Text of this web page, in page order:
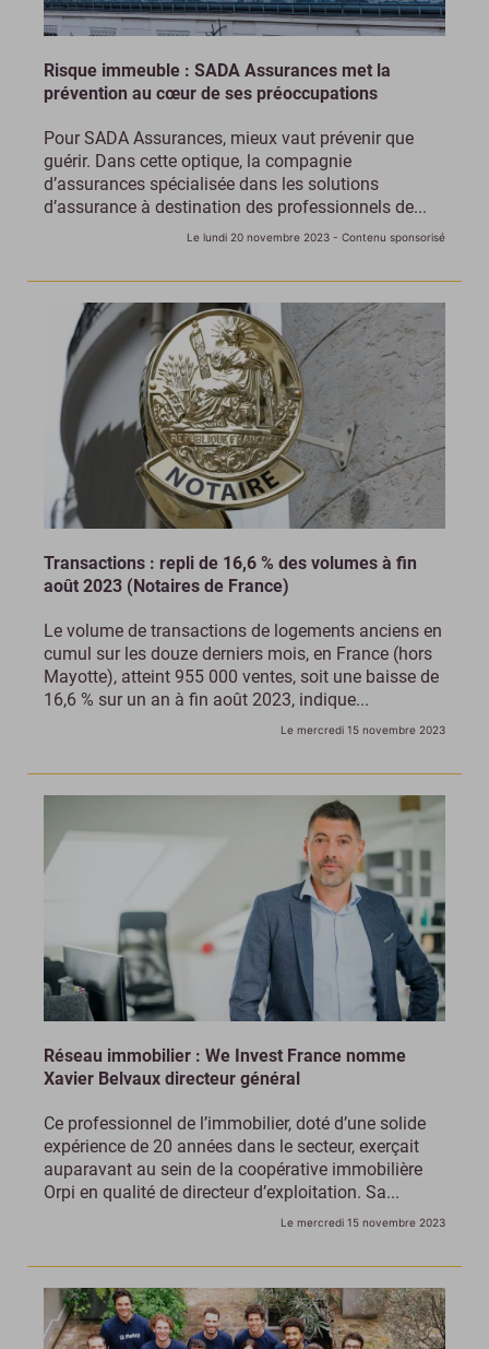
Risque immeuble : SADA Assurances met la
prévention au cœur de ses préoccupations
Pour SADA Assurances, mieux vaut prévenir que
guérir. Dans cette optique, la compagnie
d’assurances spécialisée dans les solutions
d’assurance à destination des professionnels de...
Le lundi 20 novembre 2023 - Contenu sponsorisé
Transactions : repli de 16,6 % des volumes à fin
août 2023 (Notaires de France)
Le volume de transactions de logements anciens en
cumul sur les douze derniers mois, en France (hors
Mayotte), atteint 955 000 ventes, soit une baisse de
16,6 % sur un an à fin août 2023, indique...
Le mercredi 15 novembre 2023
Réseau immobilier : We Invest France nomme
Xavier Belvaux directeur général
Ce professionnel de l’immobilier, doté d’une solide
expérience de 20 années dans le secteur, exerçait
auparavant au sein de la coopérative immobilière
Orpi en qualité de directeur d’exploitation. Sa...
Le mercredi 15 novembre 2023